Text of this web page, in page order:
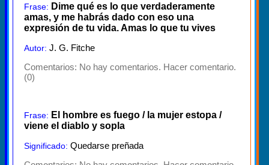
Frase: Dime qué es lo que verdaderamente
amas, y me habrás dado con eso una
expresión de tu vida. Amas lo que tu vives
Autor: J. G. Fitche
Comentarios: No hay comentarios. Hacer comentario.
(0)
Frase: El hombre es fuego / la mujer estopa /
viene el diablo y sopla
Significado: Quedarse preñada